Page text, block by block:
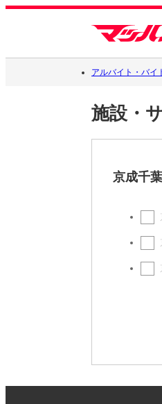
アルバイト・バイ
施設・
京成千